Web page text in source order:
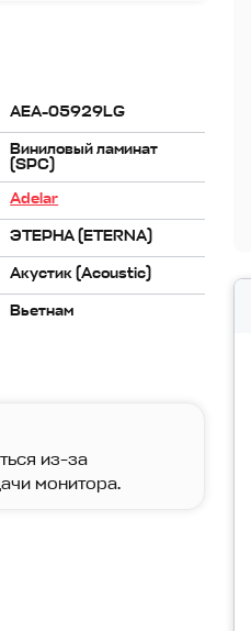
AEA-05929LG
Виниловый ламинат
(SPC)
Adelar
ЭТЕРНА (ETERNA)
Акустик (Acoustic)
Вьетнам
из-за
монитора.